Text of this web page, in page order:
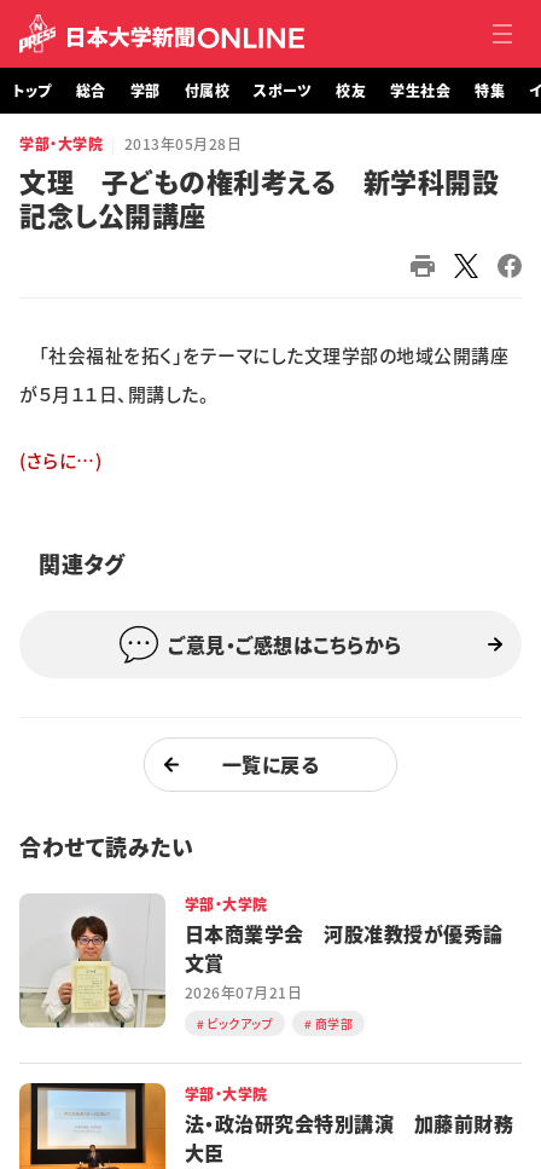
トップ
総合
スポーツ
校友
特集・企画
学生記者募集 お問い合わせ
トップ 総合 学部 付属校 スポーツ 校友 学生社会 特集
学部・大学院 2013年05月28日
文理 子どもの権利考える 新学科開設
記念し公開講座
「社会福祉を拓く」をテーマにした文理学部の地域公開講座
が５月１１日、開講した。
(さらに…)
関連タグ
ご意見・ご感想はこちらから
一覧に戻る
合わせて読みたい
学部・大学院
日本商業学会 河股准教授が優秀論
文賞
2026年07月21日
ピックアップ 商学部
学部・大学院
法・政治研究会特別講演 加藤前財務
大臣